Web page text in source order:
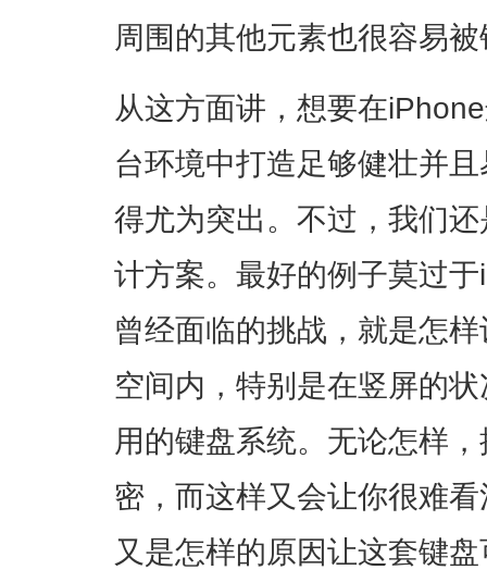
周围的其他元素也很容易
从这方面讲，想要在
台环境中打造足够健壮并
得尤为突出。不过，我们
计方案。最好的例子莫过
曾经面临的挑战，就是怎
空间内，特别是在竖屏的
用的键盘系统。无论怎样
密，而这样又会让你很难
又是怎样的原因让这套键